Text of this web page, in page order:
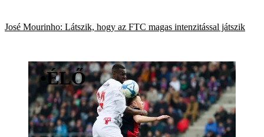
José Mourinho: Látszik, hogy az FTC magas intenzitással játszik
•ÉLŐ